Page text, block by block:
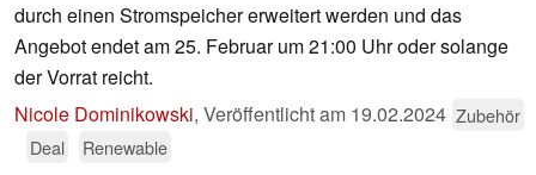
durch einen Stromspeicher erweitert werden und das
Angebot endet am 25. Februar um 21:00 Uhr oder solange
der Vorrat reicht.
Nicole Dominikowski, Veröffentlicht am 19.02.2024 Zubehör
Deal
Renewable